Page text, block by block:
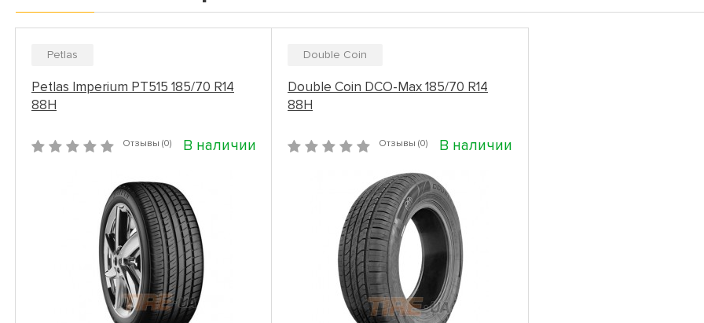
Petlas
Petlas Imperium PT515 185/70 R14
88H
Отзывы (0) В наличии
Double Coin
Double Coin DCO-Max 185/70 R14
88H
Отзывы (0) В наличии